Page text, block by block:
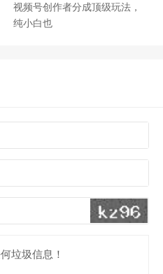
视频号创作者分成顶级玩法，
纯小白也